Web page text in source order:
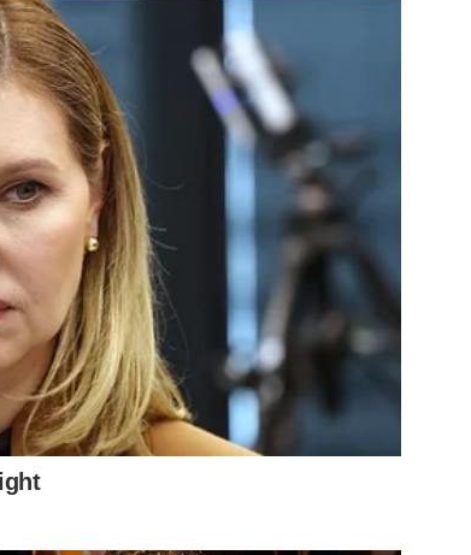
ela mostra um ritual simples de cartas para saber
podem se repetir em minha
🎁Qual conselho da
no próximo ano?